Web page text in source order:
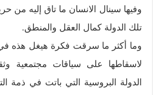
وفيها سينال الانسان ما تاق إليه من
تلك الدولة كمال العقل والمنطق.
وما أكثر ما سرقت فكرة هيغل هذه
لاسقاطها على سياقات مجتمعية
الدولة البروسية التي باتت في ذمة